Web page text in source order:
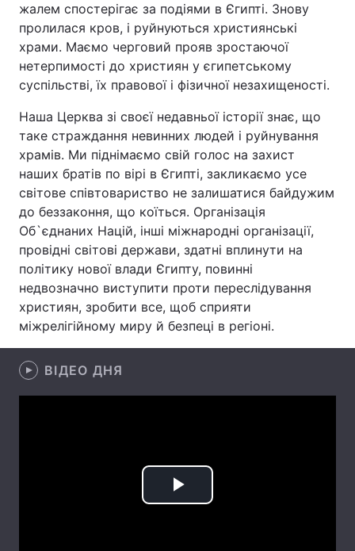
Головна Війна
Україна Політика
Економіка Світ
Спорт Наука
Зброя
жалем спостерігає за подіями в Єгипті. Знову
пролилася кров, і руйнуються християнські
храми. Маємо черговий прояв зростаючої
нетерпимості до християн у єгипетському
суспільстві, їх правової і фізичної незахищеності.
Наша Церква зі своєї недавньої історії знає, що
таке страждання невинних людей і руйнування
храмів. Ми піднімаємо свій голос на захист
наших братів по вірі в Єгипті, закликаємо усе
світове співтовариство не залишатися байдужим
до беззаконня, що коїться. Організація
Об`єднаних Націй, інші міжнародні організації,
провідні світові держави, здатні вплинути на
політику нової влади Єгипту, повинні
недвозначно виступити проти переслідування
християн, зробити все, щоб сприяти
міжрелігійному миру й безпеці в регіоні.
ВІДЕО ДНЯ
Play